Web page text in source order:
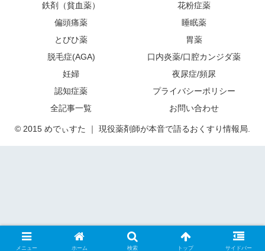
鉄剤（貧血薬）
花粉症薬
偏頭痛薬
睡眠薬
とびひ薬
胃薬
脱毛症(AGA)
口内炎薬/口腔カンジダ薬
妊婦
夜尿症/頻尿
認知症薬
プライバシーポリシー
全記事一覧
お問い合わせ
© 2015 めでぃすた ｜ 現役薬剤師が本音で語るおくすり情報局.
メニュー ホーム 検索 トップ サイドバー